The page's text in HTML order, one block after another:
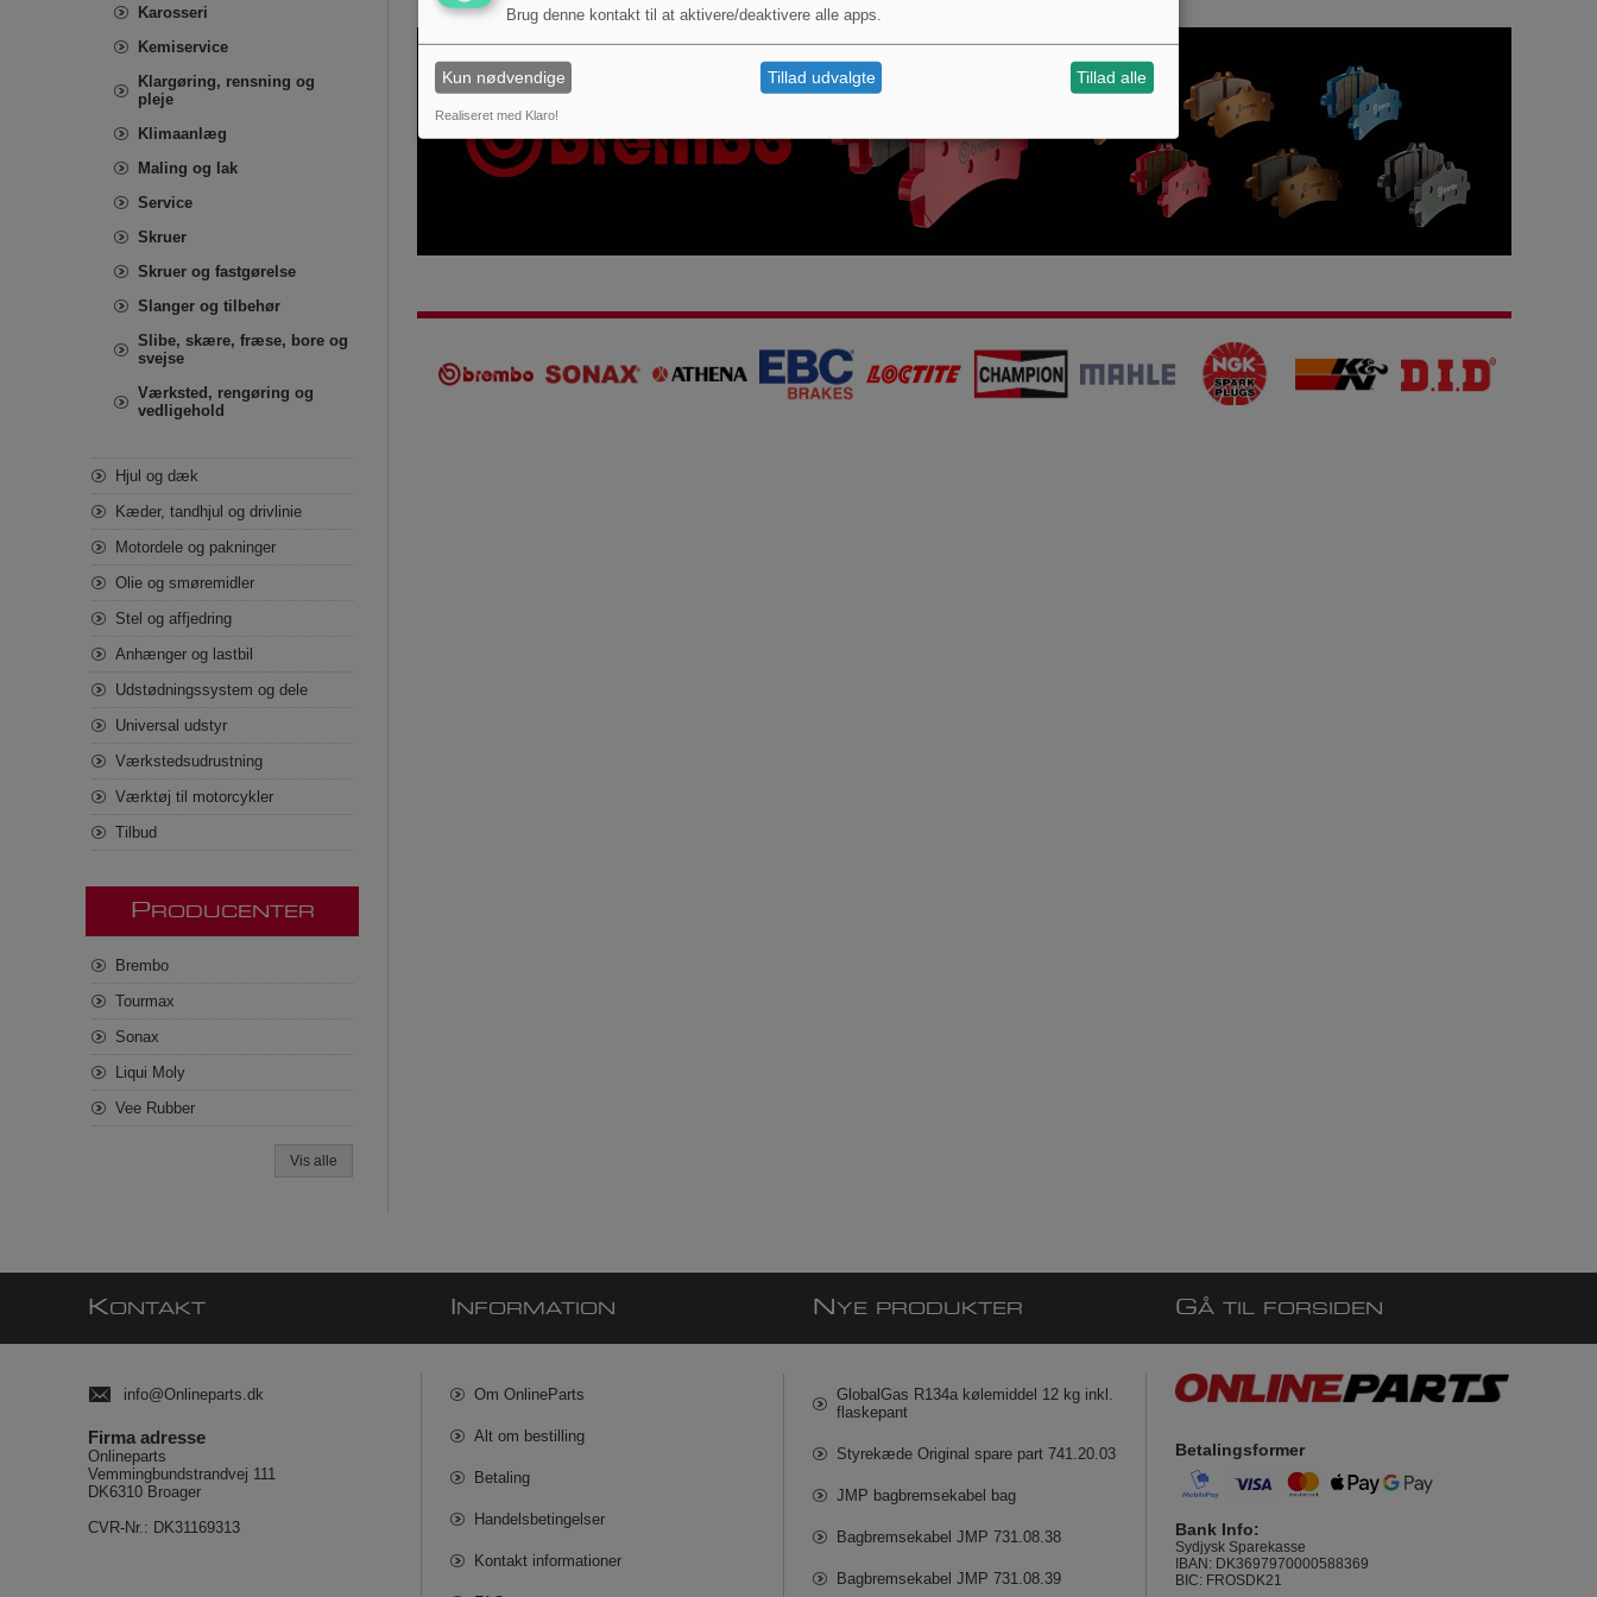
Karosseri
Kemiservice
Klargøring, rensning og
pleje
Klimaanlæg
Maling og lak
Service
Skruer
Skruer og fastgørelse
Slanger og tilbehør
Slibe, skære, fræse, bore og
svejse
Værksted, rengøring og
vedligehold
Hjul og dæk
Kæder, tandhjul og drivlinie
Motordele og pakninger
Olie og smøremidler
Stel og affjedring
Anhænger og lastbil
Udstødningssystem og dele
Universal udstyr
Værkstedsudrustning
Værktøj til motorcykler
Tilbud
P RODUCENTER
Brembo
Tourmax
Sonax
Liqui Moly
Vee Rubber
Vis alle
KONTAKT
info@Onlineparts.dk
Firma adresse
Onlineparts
Vemmingbundstrandvej 111
DK6310 Broager
CVR-Nr.: DK31169313
NFORMATION
Om OnlineParts
Alt om bestilling
Betaling
Handelsbetingelser
Kontakt informationer
N YE PRODUKTER
GlobalGas R134a kølemiddel 12 kg inkl.
flaskepant
Styrekæde Original spare part 741.20.03
JMP bagbremsekabel bag
Bagbremsekabel JMP 731.08.38
Bagbremsekabel JMP 731.08.39
GÅ TIL FORSIDEN
Betalingsformer
Bank Info:
Sydjysk Sparekasse
IBAN: DK3697970000588369
BIC: FROSDK21
Brug denne kontakt til at aktivere/deaktivere alle apps.
Kun nødvendige Tillad udvalgte Tillad alle
Realiseret med Klaro!